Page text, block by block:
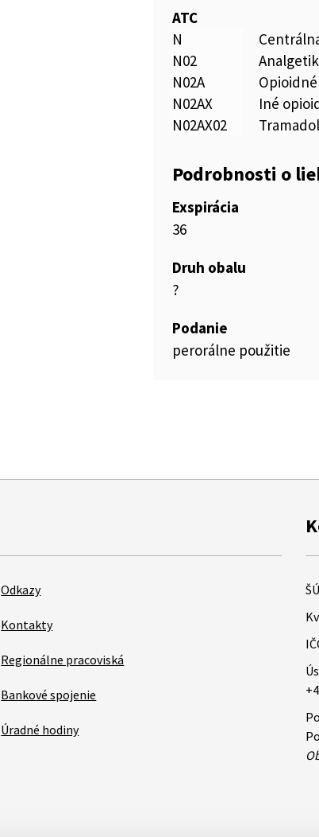
ATC
N
N02
N02A
N02AX
Iné
N02AX02
Tramadol
Podrobnosti o
Exspirácia
36
Druh obalu
?
Podanie
perorálne použitie
Odkazy
Kontakty
Regionálne pracoviská
Bankové spojenie
Úradné hodiny